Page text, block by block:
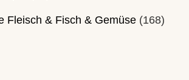
Fleisch & Fisch & Gemüse (168)